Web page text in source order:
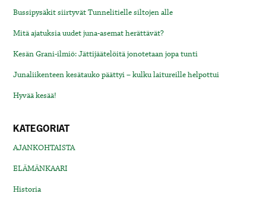
Bussipysäkit siirtyvät Tunnelitielle siltojen alle
Mitä ajatuksia uudet juna-asemat herättävät?
Kesän Grani-ilmiö: Jättijäätelöitä jonotetaan jopa tunti
Junaliikenteen kesätauko päättyi – kulku laitureille helpottui
Hyvää kesää!
KATEGORIAT
AJANKOHTAISTA
ELÄMÄNKAARI
Historia